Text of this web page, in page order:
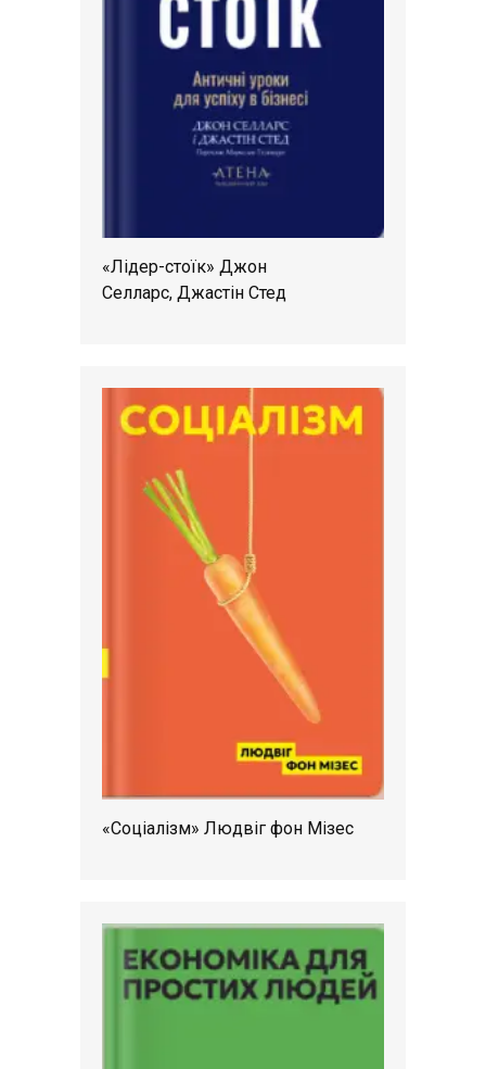
«Лідер-стоїк» Джон
Селларс, Джастін Стед
«Соціалізм» Людвіг фон Мізес